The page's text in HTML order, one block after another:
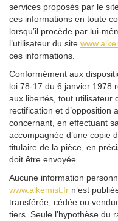
services proposés par le
ces informations en toute
lorsqu’il procède par lui-
l’utilisateur du site
ces informations.
Conformément aux
loi 78-17 du 6 janvier 1978
aux libertés, tout utilisateur
rectification et d’opposition
concernant, en effectuant
accompagnée d’une copie
titulaire de la pièce, en
doit être envoyée.
Aucune information
www.alkemist.fr n’est
transférée, cédée ou
tiers. Seule l’hypothèse du